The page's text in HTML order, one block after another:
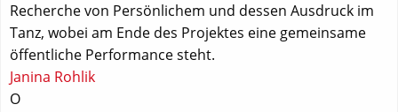
Recherche von Persönlichem und dessen Ausdruck im
Tanz, wobei am Ende des Projektes eine gemeinsame
öffentliche Performance steht.
Janina Rohlik
O